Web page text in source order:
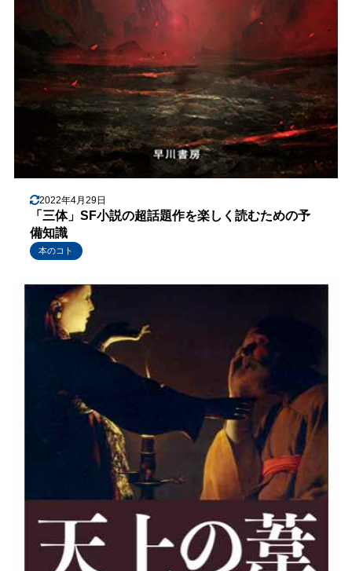
2022年4月29日
「三体」SF小説の超話題作を楽しく読むための予
備知識
本のコト